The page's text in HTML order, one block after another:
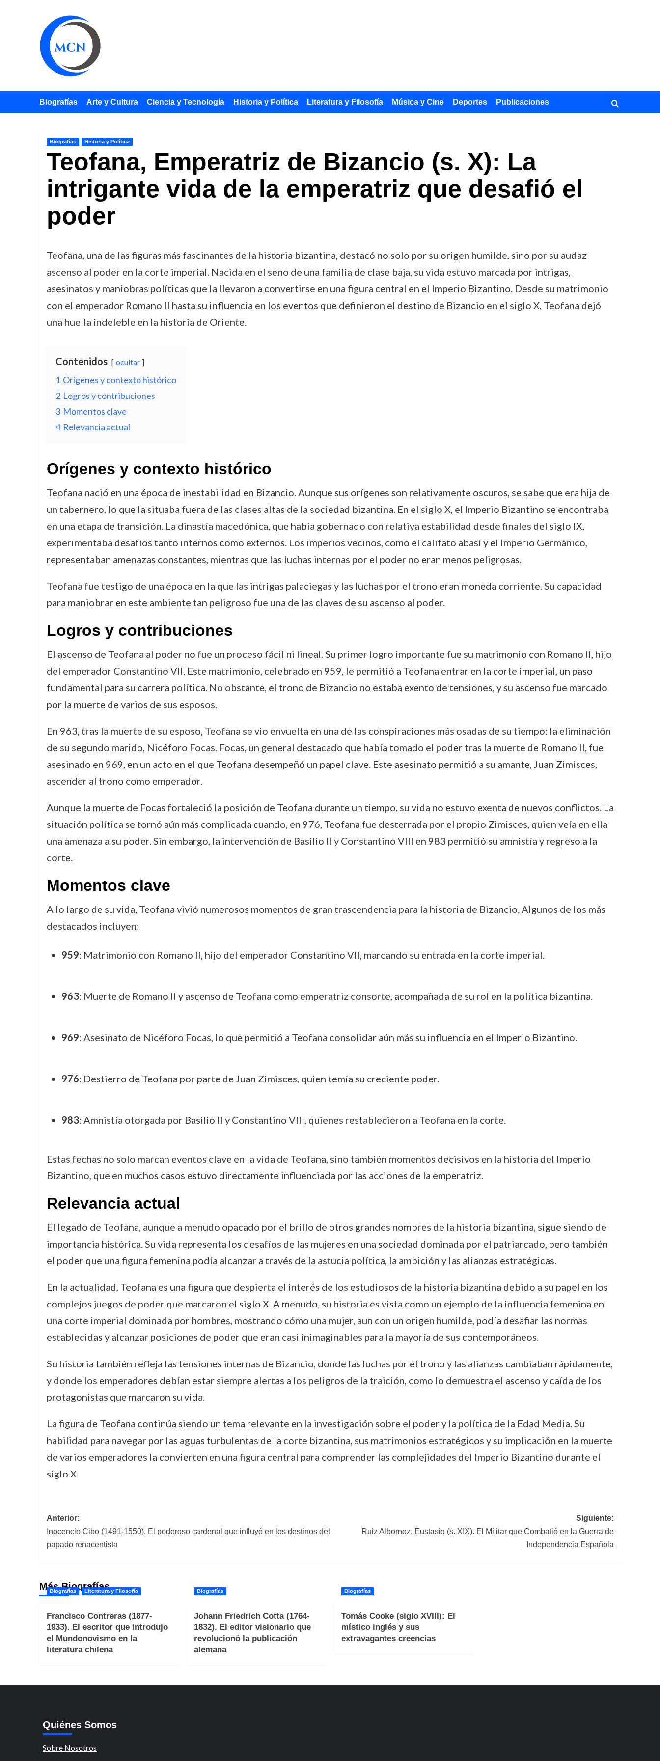
Biografías Arte y Cultura Ciencia y Tecnología Historia y Política Literatura y Filosofía Música y Cine Deportes Publicaciones
Biografías Historia y Política
Teofana, Emperatriz de Bizancio (s. X): La
intrigante vida de la emperatriz que desafió el
poder
Teofana, una de las figuras más fascinantes de la historia bizantina, destacó no solo por su origen humilde, sino por su audaz
ascenso al poder en la corte imperial. Nacida en el seno de una familia de clase baja, su vida estuvo marcada por intrigas,
asesinatos y maniobras políticas que la llevaron a convertirse en una figura central en el Imperio Bizantino. Desde su matrimonio
con el emperador Romano II hasta su influencia en los eventos que definieron el destino de Bizancio en el siglo X, Teofana dejó
una huella indeleble en la historia de Oriente.
Contenidos ocultar
1 Orígenes y contexto histórico
2 Logros y contribuciones
3 Momentos clave
4 Relevancia actual
Orígenes y contexto histórico
Teofana nació en una época de inestabilidad en Bizancio. Aunque sus orígenes son relativamente oscuros, se sabe que era hija de
un tabernero, lo que la situaba fuera de las clases altas de la sociedad bizantina. En el siglo X, el Imperio Bizantino se encontraba
en una etapa de transición. La dinastía macedónica, que había gobernado con relativa estabilidad desde finales del siglo IX,
experimentaba desafíos tanto internos como externos. Los imperios vecinos, como el califato abasí y el Imperio Germánico,
representaban amenazas constantes, mientras que las luchas internas por el poder no eran menos peligrosas.
Teofana fue testigo de una época en la que las intrigas palaciegas y las luchas por el trono eran moneda corriente. Su capacidad
para maniobrar en este ambiente tan peligroso fue una de las claves de su ascenso al poder.
Logros y contribuciones
El ascenso de Teofana al poder no fue un proceso fácil ni lineal. Su primer logro importante fue su matrimonio con Romano II, hijo
del emperador Constantino VII. Este matrimonio, celebrado en 959, le permitió a Teofana entrar en la corte imperial, un paso
fundamental para su carrera política. No obstante, el trono de Bizancio no estaba exento de tensiones, y su ascenso fue marcado
por la muerte de varios de sus esposos.
En 963, tras la muerte de su esposo, Teofana se vio envuelta en una de las conspiraciones más osadas de su tiempo: la eliminación
de su segundo marido, Nicéforo Focas. Focas, un general destacado que había tomado el poder tras la muerte de Romano II, fue
asesinado en 969, en un acto en el que Teofana desempeñó un papel clave. Este asesinato permitió a su amante, Juan Zimisces,
ascender al trono como emperador.
Aunque la muerte de Focas fortaleció la posición de Teofana durante un tiempo, su vida no estuvo exenta de nuevos conflictos. La
situación política se tornó aún más complicada cuando, en 976, Teofana fue desterrada por el propio Zimisces, quien veía en ella
una amenaza a su poder. Sin embargo, la intervención de Basilio II y Constantino VIII en 983 permitió su amnistía y regreso a la
corte.
Momentos clave
A lo largo de su vida, Teofana vivió numerosos momentos de gran trascendencia para la historia de Bizancio. Algunos de los más
destacados incluyen:
959: Matrimonio con Romano II, hijo del emperador Constantino VII, marcando su entrada en la corte imperial.
963: Muerte de Romano II y ascenso de Teofana como emperatriz consorte, acompañada de su rol en la política bizantina.
969: Asesinato de Nicéforo Focas, lo que permitió a Teofana consolidar aún más su influencia en el Imperio Bizantino.
976: Destierro de Teofana por parte de Juan Zimisces, quien temía su creciente poder.
983: Amnistía otorgada por Basilio II y Constantino VIII, quienes restablecieron a Teofana en la corte.
Estas fechas no solo marcan eventos clave en la vida de Teofana, sino también momentos decisivos en la historia del Imperio
Bizantino, que en muchos casos estuvo directamente influenciada por las acciones de la emperatriz.
Relevancia actual
El legado de Teofana, aunque a menudo opacado por el brillo de otros grandes nombres de la historia bizantina, sigue siendo de
importancia histórica. Su vida representa los desafíos de las mujeres en una sociedad dominada por el patriarcado, pero también
el poder que una figura femenina podía alcanzar a través de la astucia política, la ambición y las alianzas estratégicas.
En la actualidad, Teofana es una figura que despierta el interés de los estudiosos de la historia bizantina debido a su papel en los
complejos juegos de poder que marcaron el siglo X. A menudo, su historia es vista como un ejemplo de la influencia femenina en
una corte imperial dominada por hombres, mostrando cómo una mujer, aun con un origen humilde, podía desafiar las normas
establecidas y alcanzar posiciones de poder que eran casi inimaginables para la mayoría de sus contemporáneos.
Su historia también refleja las tensiones internas de Bizancio, donde las luchas por el trono y las alianzas cambiaban rápidamente,
y donde los emperadores debían estar siempre alertas a los peligros de la traición, como lo demuestra el ascenso y caída de los
protagonistas que marcaron su vida.
La figura de Teofana continúa siendo un tema relevante en la investigación sobre el poder y la política de la Edad Media. Su
habilidad para navegar por las aguas turbulentas de la corte bizantina, sus matrimonios estratégicos y su implicación en la muerte
de varios emperadores la convierten en una figura central para comprender las complejidades del Imperio Bizantino durante el
siglo X.
Navegación
de
Anterior:
Inocencio Cibo (1491-1550). El poderoso cardenal que influyó en los destinos del
papado renacentista
Siguiente:
Ruiz Albornoz, Eustasio (s. XIX). El Militar que Combatió en la Guerra de
Independencia Española
Más Biografías
Biografías Literatura y Filosofía
Francisco Contreras (1877-
1933). El escritor que introdujo
el Mundonovismo en la
literatura chilena
Biografías
Johann Friedrich Cotta (1764-
1832). El editor visionario que
revolucionó la publicación
alemana
Biografías
Tomás Cooke (siglo XVIII): El
místico inglés y sus
extravagantes creencias
Quiénes Somos
Sobre Nosotros